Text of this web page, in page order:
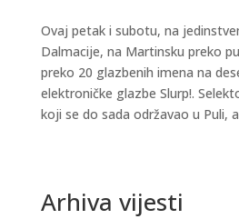
Ovaj petak i subotu, na
Dalmacije, na Martinsku preko
preko 20 glazbenih imena na
elektroničke glazbe Slurp!.
koji se do sada održavao u Puli,
Arhiva vijesti